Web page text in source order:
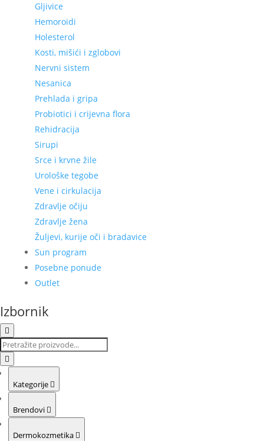
Gljivice
Hemoroidi
Holesterol
Kosti, mišići i zglobovi
Nervni sistem
Nesanica
Prehlada i gripa
Probiotici i crijevna flora
Rehidracija
Sirupi
Srce i krvne žile
Urološke tegobe
Vene i cirkulacija
Zdravlje očiju
Zdravlje žena
Žuljevi, kurije oči i bradavice
Sun program
Posebne ponude
Outlet
Izbornik
Kategorije
Brendovi
Dermokozmetika